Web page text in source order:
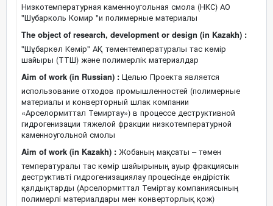
Низкотемпературная каменноугольная смола (НКС) АО
"Шубарколь Комир "и полимерные материалы
The object of research, development or design (in Kazakh) :
"Шұбаркөл Көмір" АҚ төментемпературалы тас көмір
шайыры (ТТШ) және полимерлік материалдар
Aim of work (in Russian) : Целью Проекта является
использование отходов промышленностей (полимерные
материалы и конверторный шлак компании
«Арселормиттал Темиртау») в процессе деструктивной
гидрогенизации тяжелой фракции низкотемпературной
каменноугольной смолы
Aim of work (in Kazakh) : Жобаның мақсаты – төмен
температуралы тас көмір шайырының ауыр фракциясын
деструктивті гидрогенизациялау процесінде өндірістік
қалдықтарды (Арселормиттал Теміртау компаниясының
полимерлі материалдары мен конверторлық қож)